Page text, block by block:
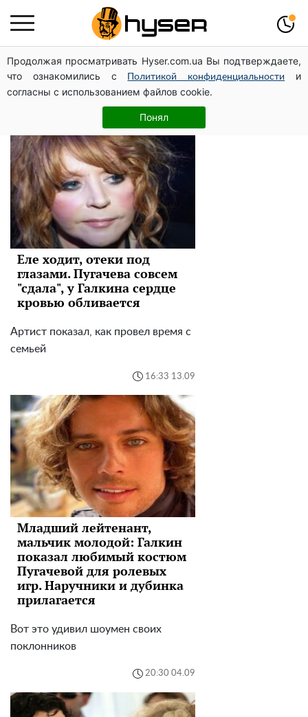
Продолжая просматривать Hyser.com.ua Вы подтверждаете,
что ознакомились с
Политикой конфиденциальности
и
согласны с использованием файлов cookie.
Понял
Максим Галкин
Еле ходит, отеки под
глазами. Пугачева совсем
"сдала", у Галкина сердце
кровью обливается
Артист показал, как провел время с
семьей
16:33 13.09
Младший лейтенант,
мальчик молодой: Галкин
показал любимый костюм
Пугачевой для ролевых
игр. Наручники и дубинка
прилагается
Вот это удивил шоумен своих
поклонников
20:30 04.09